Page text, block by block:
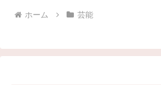
ホーム 芸能